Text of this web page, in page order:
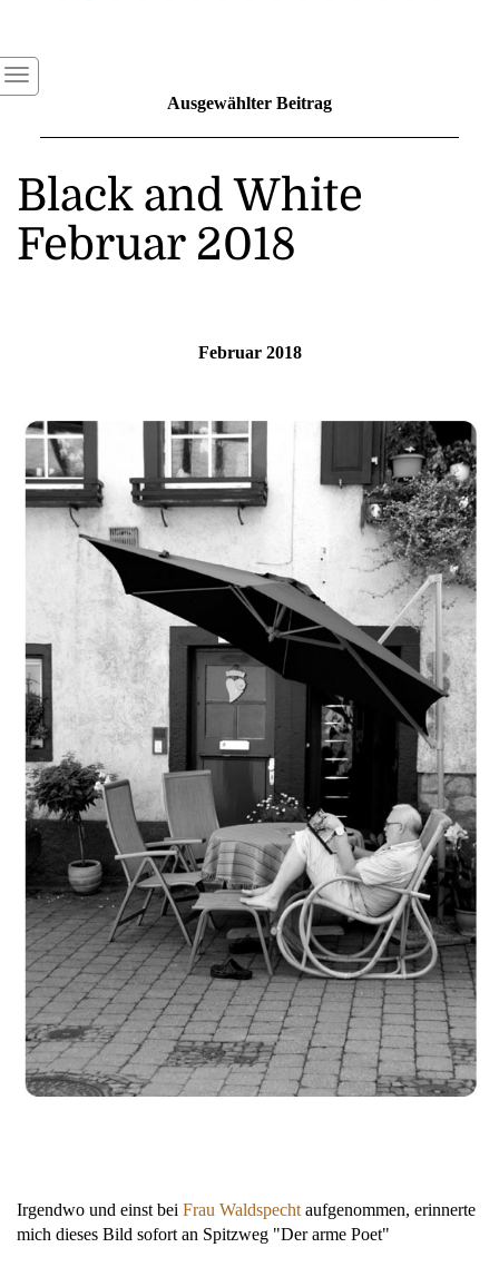
Ausgewählter Beitrag
Black and White
Februar 2018
Februar 2018
Irgendwo und einst bei Frau Waldspecht aufgenommen, erinnerte
mich dieses Bild sofort an Spitzweg "Der arme Poet"